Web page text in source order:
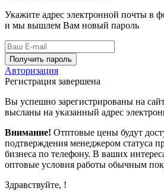
Укажите адрес электронной почты в
и мы вышлем Вам новый пароль
Получить пароль
Авторизация
Регистрация завершена
Вы успешно зарегистрированы на
высланы на указанный адрес
Внимание! Отптовые цены будут
подтверждения менеджером статуса
бизнеса по телефону. В ваших
оптовые условия работы обычным
Здравствуйте, !